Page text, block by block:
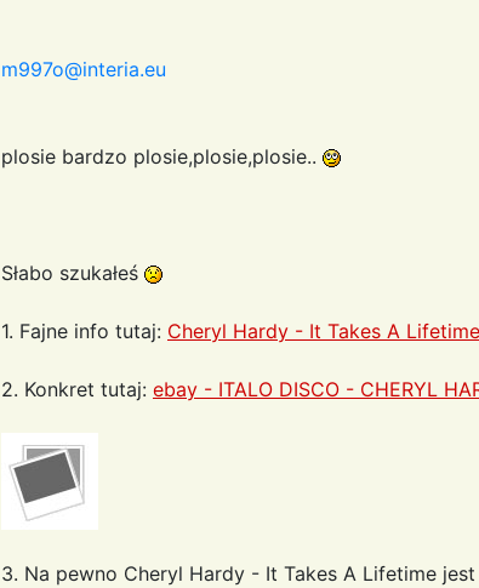
m997o@interia.eu
plosie bardzo plosie,plosie,plosie..
Słabo szukałeś
1. Fajne info tutaj: Cheryl Hardy - It Takes A
2. Konkret tutaj: ebay - ITALO DISCO - CHERYL
3. Na pewno Cheryl Hardy - It Takes A Lifetime jest